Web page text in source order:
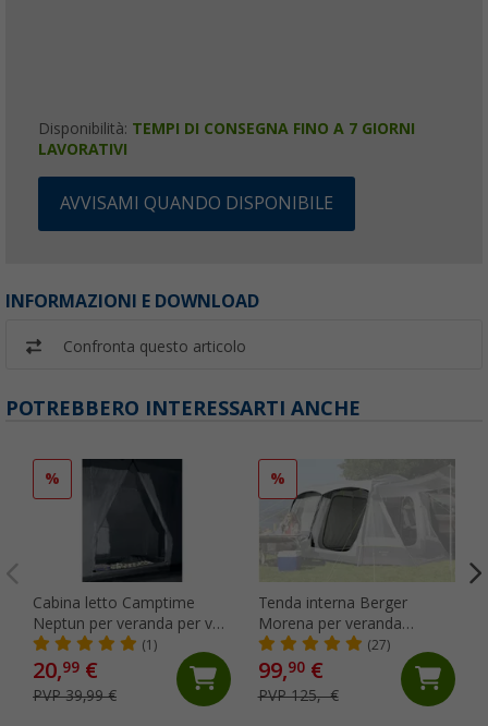
Disponibilità: TEMPI DI CONSEGNA FINO A 7 GIORNI
LAVORATIVI
AVVISAMI QUANDO DISPONIBILE
INFORMAZIONI E DOWNLOAD
Confronta questo articolo
POTREBBERO INTERESSARTI ANCHE
%
Cabina letto Camptime
Neptun per veranda per van
Jupiter
(1)
20,99 €
PVP 39,99 €
%
Tenda interna Berger
Morena per veranda
gonfiabile da van(27)
99,90€
PVP 125,- €